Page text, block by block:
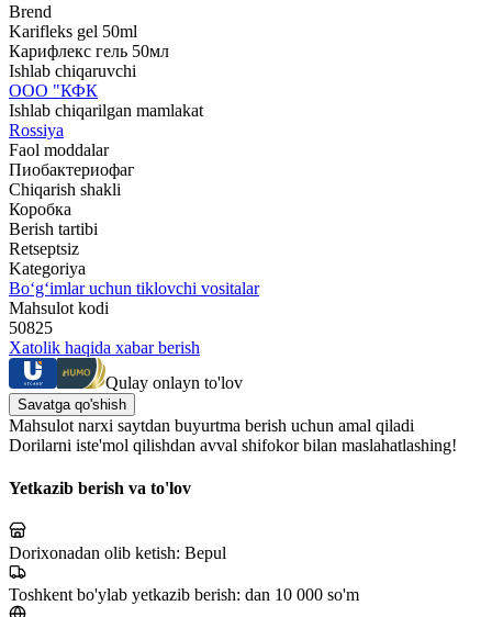
Brend
Karifleks gel 50ml
Карифлекс гель 50мл
Ishlab chiqaruvchi
ООО "КФК
Ishlab chiqarilgan mamlakat
Rossiya
Faol moddalar
Пиобактериофаг
Chiqarish shakli
Коробка
Berish tartibi
Retseptsiz
Kategoriya
Bo‘g‘imlar uchun tiklovchi vositalar
Mahsulot kodi
50825
Xatolik haqida xabar berish
Qulay onlayn to'lov
Savatga qo'shish
Mahsulot narxi saytdan buyurtma berish uchun amal qiladi
Dorilarni iste'mol qilishdan avval shifokor bilan maslahatlashing!
Yetkazib berish va to'lov
Dorixonadan olib ketish: Bepul
Toshkent bo'ylab yetkazib berish: dan 10 000 so'm